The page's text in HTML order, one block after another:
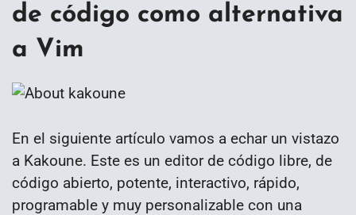
de código como alternativa
a Vim
En el siguiente artículo vamos a echar un vistazo
a Kakoune. Este es un editor de código libre, de
código abierto, potente, interactivo, rápido,
programable y muy personalizable con una